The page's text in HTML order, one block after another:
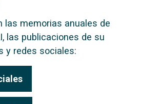
las memorias anuales de
las publicaciones de su
y redes sociales: